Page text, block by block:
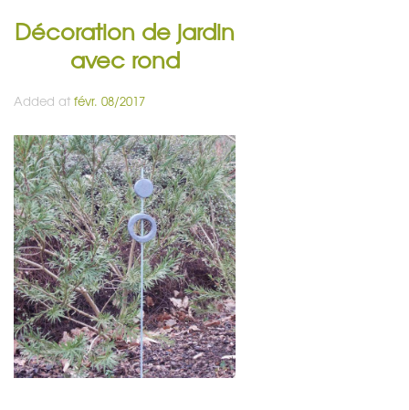
Décoration de jardin
avec rond
Added at févr. 08/2017